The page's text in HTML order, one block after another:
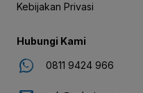
Kebijakan Privasi
Hubungi Kami
0811 9424 966